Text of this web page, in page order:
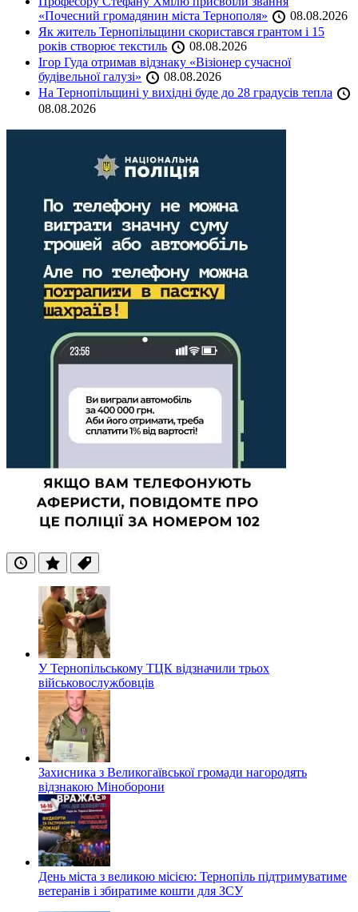
«Почесний громадянин міста Тернополя»
08.08.2026
Як житель Тернопільщини скористався грантом і 15
років створює текстиль
08.08.2026
Ігор Гуда отримав відзнаку «Візіонер сучасної
будівельної галузі»
08.08.2026
На Тернопільщині у вихідні буде до 28 градусів тепла
08.08.2026
ОстанніПопулярні
Теги
У Тернопільському ТЦК відзначили трьох
військовослужбовців
Захисника з Великогаївської громади нагородять
відзнакою Міноборони
День міста з великою місією: Тернопіль підтримуватиме
ветеранів і збиратиме кошти для ЗСУ